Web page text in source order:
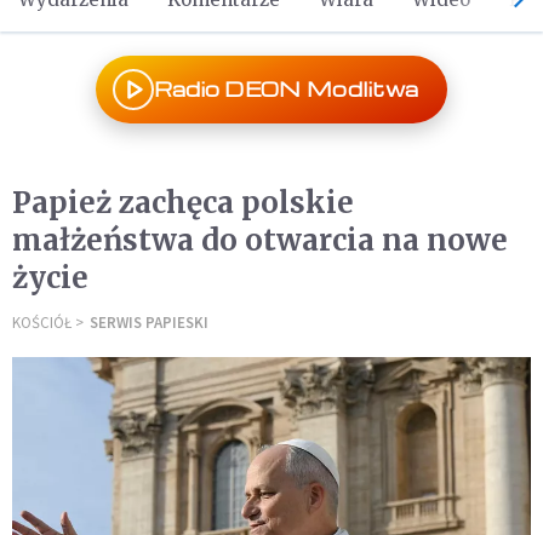
Radio DEON Modlitwa
Papież zachęca polskie
małżeństwa do otwarcia na nowe
życie
KOŚCIÓŁ SERWIS PAPIESKI